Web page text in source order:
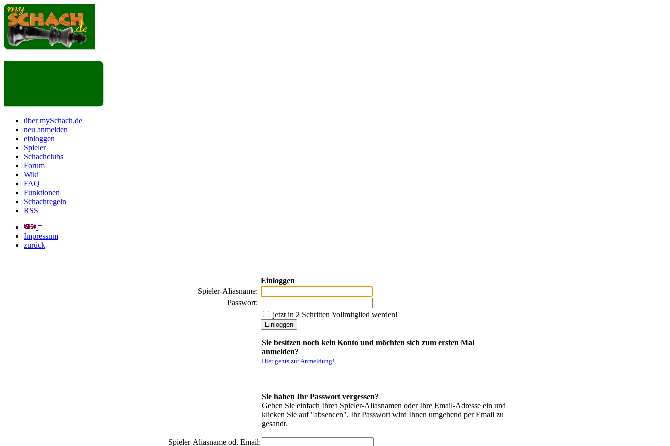
über mySchach.de
neu anmelden
einloggen
Spieler
Schachclubs
Forum
Wiki
FAQ
Funktionen
Schachregeln
RSS
Impressum
zurück
Einloggen
Spieler-Aliasname:
Passwort:
jetzt in 2 Schritten Vollmitglied werden!
Sie besitzen noch kein Konto und möchten sich zum ersten Mal
anmelden?
Hier gehts zur Anmeldung!
Sie haben Ihr Passwort vergessen?
Geben Sie einfach Ihren Spieler-Aliasnamen oder Ihre Email-Adresse ein und
klicken Sie auf "absenden". Ihr Passwort wird Ihnen umgehend per Email zu
gesandt.
Spieler-Aliasname od. Email: